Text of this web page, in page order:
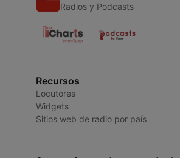
Radios y Podcasts
Recursos
Locutores
Widgets
Sitios web de radio por país